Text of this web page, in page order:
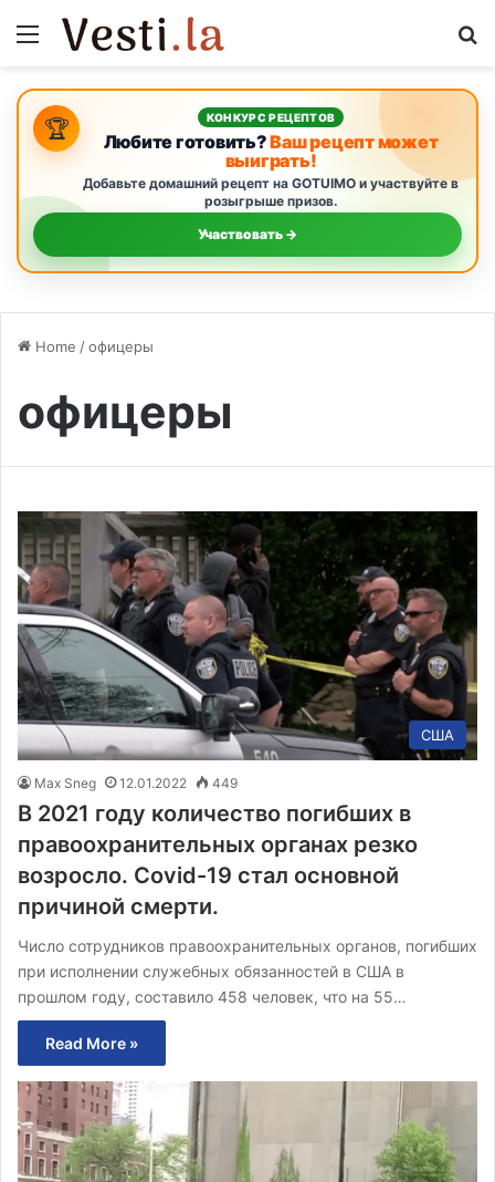
Menu
🏆 КОНКУРС РЕЦЕПТОВ
Любите готовить?Ваш рецепт может
выиграть!
Добавьте домашний рецепт на GOTUIMO и участвуйте в
розыгрыше призов.
Участвовать →
Home /офицеры
офицеры
США
Max Sneg 12.01.2022 449
В 2021 году количество погибших в
правоохранительных органах резко
возросло. Covid-19 стал основной
причиной смерти.
Число сотрудников правоохранительных органов, погибших
при исполнении служебных обязанностей в США в
прошлом году, составило 458 человек, что на 55…
Read More »